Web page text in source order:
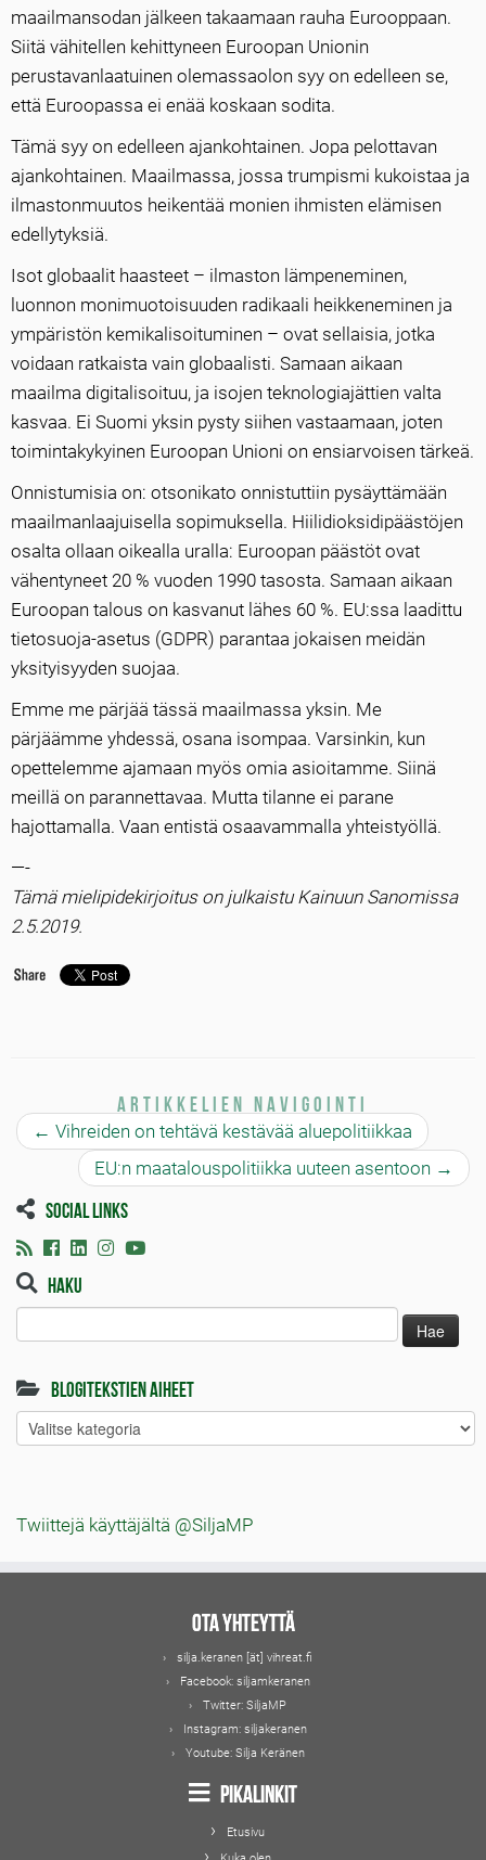
maailmansodan jälkeen takaamaan rauha Eurooppaan.
Siitä vähitellen kehittyneen Euroopan Unionin
perustavanlaatuinen olemassaolon syy on edelleen se,
että Euroopassa ei enää koskaan sodita.
Tämä syy on edelleen ajankohtainen. Jopa pelottavan
ajankohtainen. Maailmassa, jossa trumpismi kukoistaa ja
ilmastonmuutos heikentää monien ihmisten elämisen
edellytyksiä.
Isot globaalit haasteet – ilmaston lämpeneminen,
luonnon monimuotoisuuden radikaali heikkeneminen ja
ympäristön kemikalisoituminen – ovat sellaisia, jotka
voidaan ratkaista vain globaalisti. Samaan aikaan
maailma digitalisoituu, ja isojen teknologiajättien valta
kasvaa. Ei Suomi yksin pysty siihen vastaamaan, joten
toimintakykyinen Euroopan Unioni on ensiarvoisen tärkeä.
Onnistumisia on: otsonikato onnistuttiin pysäyttämään
maailmanlaajuisella sopimuksella. Hiilidioksidipäästöjen
osalta ollaan oikealla uralla: Euroopan päästöt ovat
vähentyneet 20 % vuoden 1990 tasosta. Samaan aikaan
Euroopan talous on kasvanut lähes 60 %. EU:ssa laadittu
tietosuoja-asetus (GDPR) parantaa jokaisen meidän
yksityisyyden suojaa.
Emme me pärjää tässä maailmassa yksin. Me
pärjäämme yhdessä, osana isompaa. Varsinkin, kun
opettelemme ajamaan myös omia asioitamme. Siinä
meillä on parannettavaa. Mutta tilanne ei parane
hajottamalla. Vaan entistä osaavammalla yhteistyöllä.
—-
Tämä mielipidekirjoitus on julkaistu Kainuun Sanomissa
2.5.2019.
Artikkelien navigointi
← Vihreiden on tehtävä kestävää aluepolitiikkaa
EU:n maatalouspolitiikka uuteen asentoon →
Social links
Haku
Blogitekstien aiheet
Blogitekstien
aiheet
Twiittejä käyttäjältä @SiljaMP
Ota yhteyttä
silja.keranen [ät] vihreat.fi
Facebook: siljamkeranen
Twitter: SiljaMP
Instagram: siljakeranen
Youtube: Silja Keränen
Pikalinkit
Etusivu